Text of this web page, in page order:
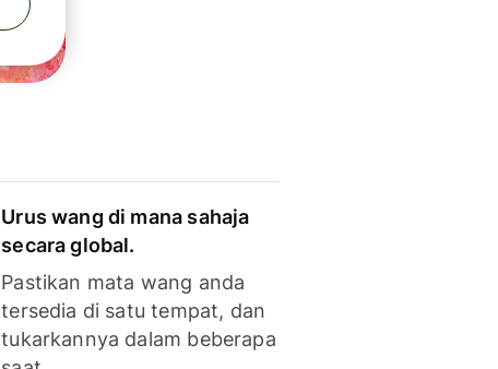
Urus wang di mana sahaja
secara global.
Pastikan mata wang anda
tersedia di satu tempat, dan
tukarkannya dalam beberapa